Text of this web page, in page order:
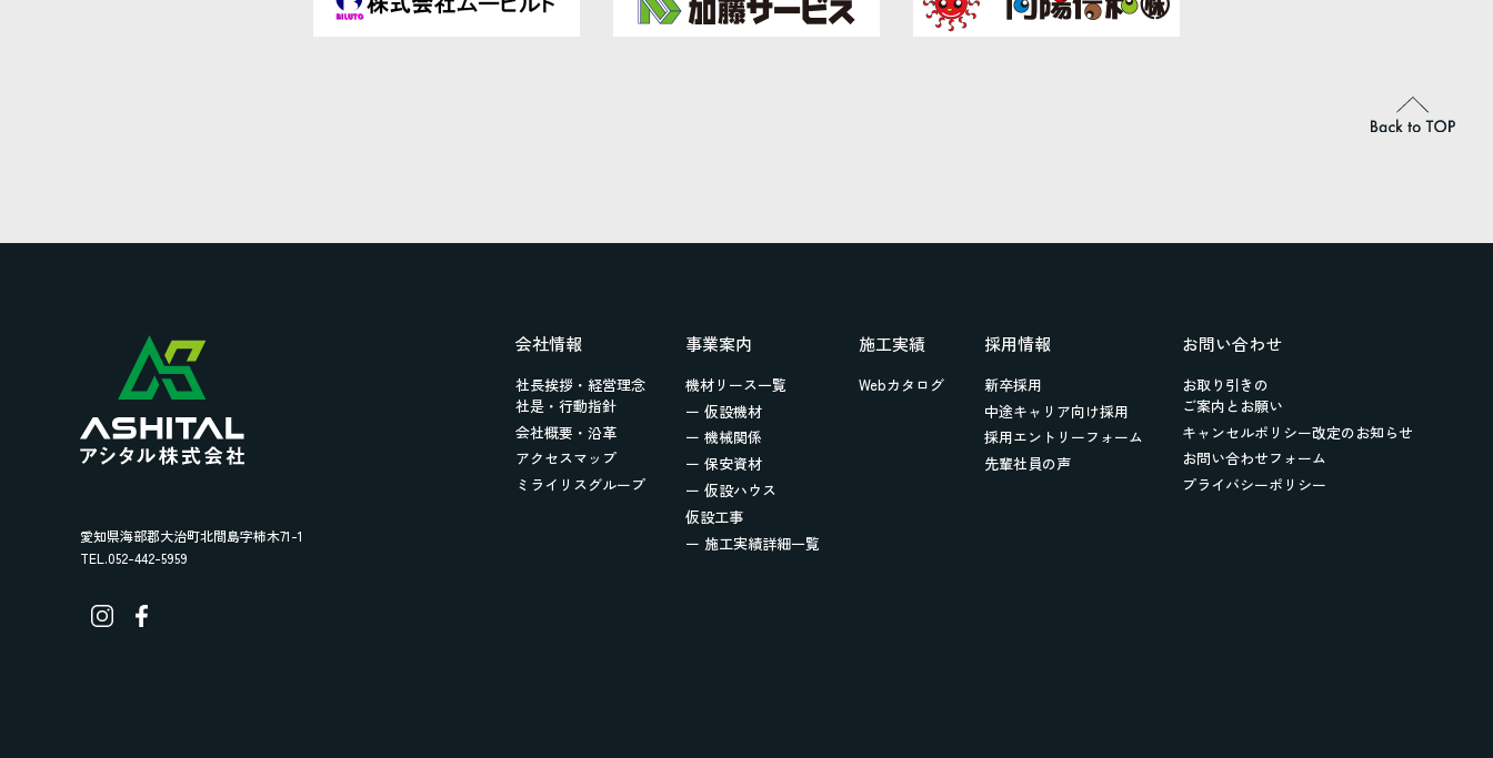
愛知県海部郡大治町北間島字柿木71-1
TEL.052-442-5959
会社情報
社長挨拶・経営理念
社是・行動指針
会社概要・沿革
アクセスマップ
ミライリスグループ
事業案内
機材リース一覧
ー 仮設機材
ー 機械関係
ー 保安資材
ー 仮設ハウス
仮設工事
ー 施工実績詳細一覧
施工実績
Webカタログ
採用情報
新卒採用
中途キャリア向け採用
採用エントリーフォーム
先輩社員の声
お問い合わせ
お取り引きの
ご案内とお願い
キャンセルポリシー改定のお知らせ
お問い合わせフォーム
プライバシーポリシー